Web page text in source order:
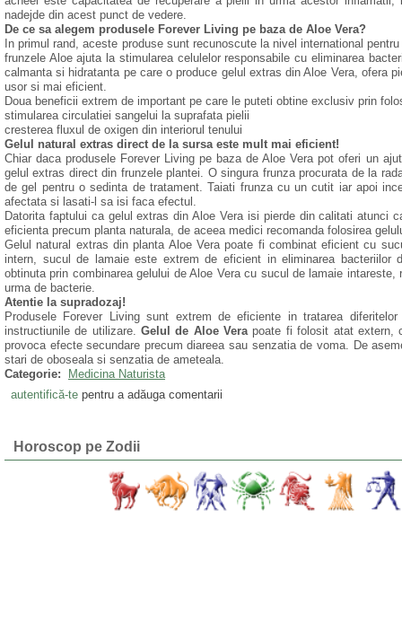
nadejde din acest punct de vedere.
De ce sa alegem produsele Forever Living pe baza de Aloe Vera?
In primul rand, aceste produse sunt recunoscute la nivel international
frunzele Aloe ajuta la stimularea celulelor responsabile cu eliminarea
calmanta si hidratanta pe care o produce gelul extras din Aloe Vera, ofera
usor si mai eficient.
Doua beneficii extrem de important pe care le puteti obtine exclusiv prin
stimularea circulatiei sangelui la suprafata pielii
cresterea fluxul de oxigen din interiorul tenului
Gelul natural extras direct de la sursa este mult mai eficient!
Chiar daca produsele Forever Living pe baza de Aloe Vera pot oferi un
gelul extras direct din frunzele plantei. O singura frunza procurata de la
de gel pentru o sedinta de tratament. Taiati frunza cu un cutit iar apoi
afectata si lasati-l sa isi faca efectul.
Datorita faptului ca gelul extras din Aloe Vera isi pierde din calitati atunci
eficienta precum planta naturala, de aceea medici recomanda folosirea
Gelul natural extras din planta Aloe Vera poate fi combinat eficient cu
intern, sucul de lamaie este extrem de eficient in eliminarea
obtinuta prin combinarea gelului de Aloe Vera cu sucul de lamaie
urma de bacterie.
Atentie la supradozaj!
Produsele Forever Living sunt extrem de eficiente in tratarea
instructiunile de utilizare.Gelul de Aloe Verapoate fi folosit atat extern,
provoca efecte secundare precum diareea sau senzatia de voma. De
stari de oboseala si senzatia de ameteala.
Categorie:
Medicina Naturista
autentifică-tepentru a adăuga comentarii
Horoscop pe Zodii